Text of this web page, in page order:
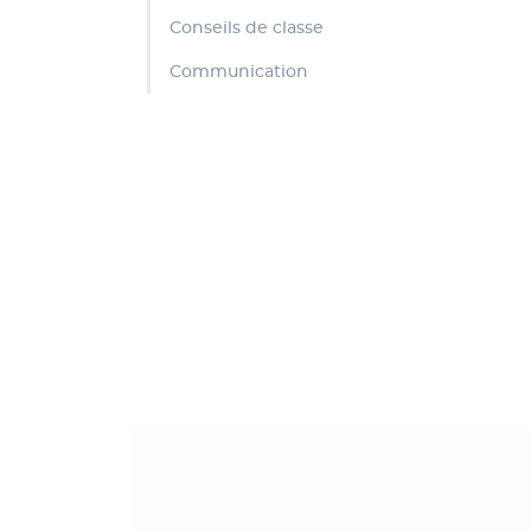
Conseils de classe
Communication